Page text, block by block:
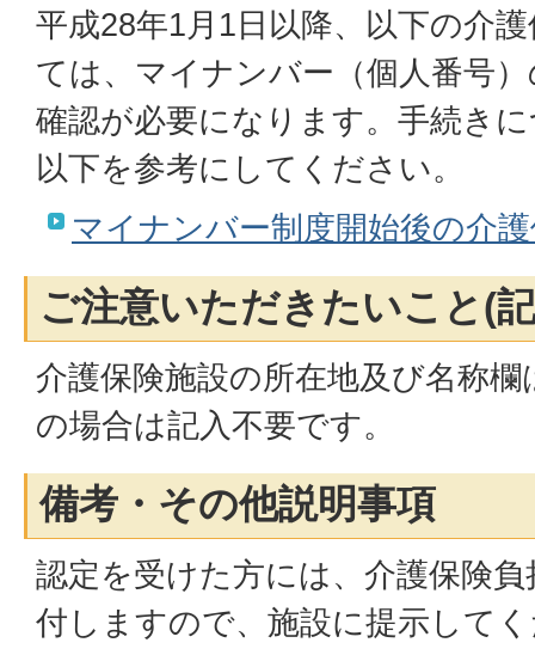
平成28年1月1日以降、以下の介
ては、マイナンバー（個人番号
確認が必要になります。手続き
以下を参考にしてください。
マイナンバー制度開始後の介
ご注意いただきたいこと(
介護保険施設の所在地及び名称
の場合は記入不要です。
備考・その他説明事項
認定を受けた方には、介護保険
付しますので、施設に提示して